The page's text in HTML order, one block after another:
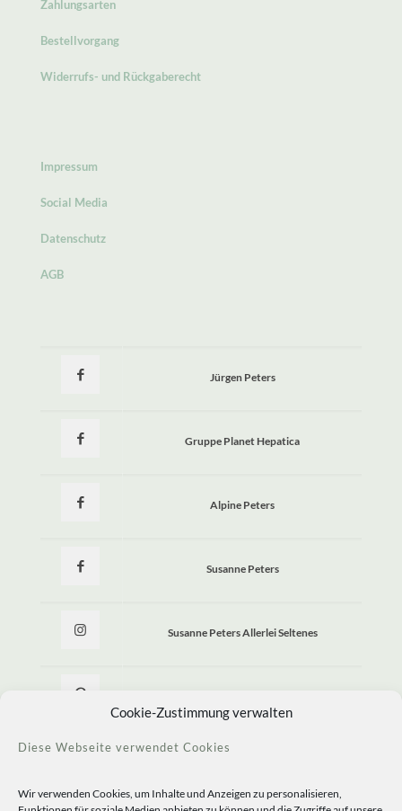
Cookie-Zustimmung verwalten
Diese Webseite verwendet Cookies
Wir verwenden Cookies, um Inhalte und Anzeigen zu personalisieren,
Zahlungsarten
Bestellvorgang
Widerrufs- und Rückgaberecht
Impressum
Social Media
Datenschutz
AGB
Jürgen Peters
Gruppe Planet Hepatica
Alpine Peters
Susanne Peters
Susanne Peters Allerlei Seltenes